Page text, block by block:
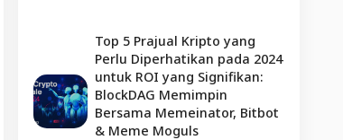
Top 5 Prajual Kripto yang
Perlu Diperhatikan pada 2024
untuk ROI yang Signifikan:
BlockDAG Memimpin
Bersama Memeinator, Bitbot
& Meme Moguls